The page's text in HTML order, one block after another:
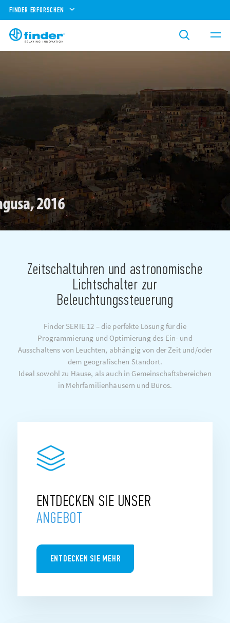
FINDER ERFORSCHEN
Zeitschaltuhren und astronomische
Lichtschalter zur
Beleuchtungssteuerung
Finder SERIE 12 – die perfekte Lösung für die
Programmierung und Optimierung des Ein- und
Ausschaltens von Leuchten, abhängig von der Zeit und/oder
dem geografischen Standort.
Ideal sowohl zu Hause, als auch in Gemeinschaftsbereichen
in Mehrfamilienhäusern und Büros.
ENTDECKEN SIE UNSER
ANGEBOT
ENTDECKEN SIE MEHR